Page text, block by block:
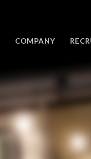
COMPANY